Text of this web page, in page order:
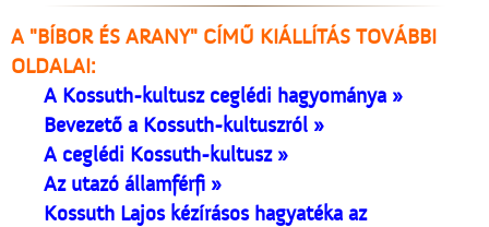
A "BÍBOR ÉS ARANY" CÍMŰ KIÁLLÍTÁS TOVÁBBI
OLDALAI:
A Kossuth-kultusz ceglédi hagyománya »
Bevezető a Kossuth-kultuszról »
A ceglédi Kossuth-kultusz »
Az utazó államférfi »
Kossuth Lajos kézírásos hagyatéka az